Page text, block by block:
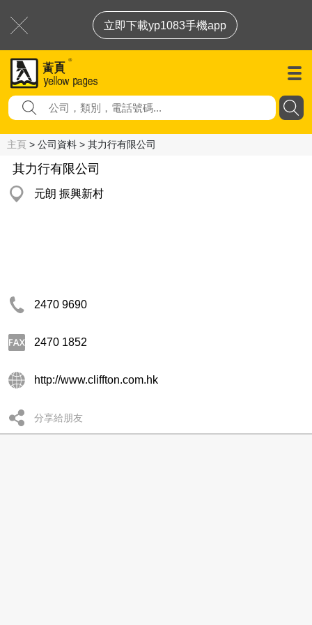
立即下載yp1083手機app
主頁 > 公司資料 > 其力行有限公司
其力行有限公司
元朗 振興新村
2470 9690
2470 1852
http://www.cliffton.com.hk
分享給朋友